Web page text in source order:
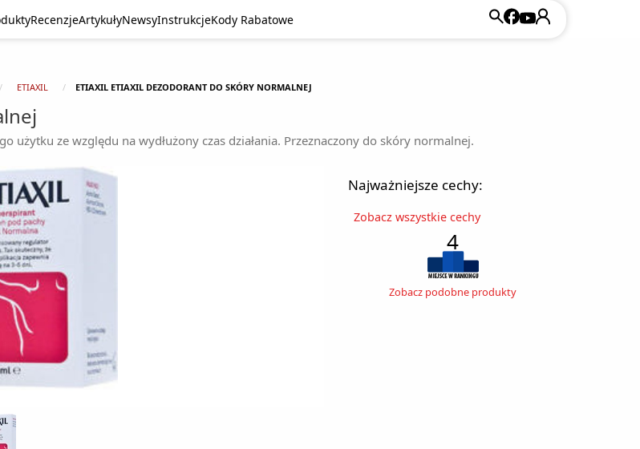
RecenzjeArtykułyNewsyInstrukcjeKody Rabatowe
ETIAXIL ETIAXIL ETIAXIL DEZODORANT DO SKÓRY NORMALNEJ
użytku ze względu na wydłużony czas działania. Przeznaczony do skóry normalnej.
Najważniejsze cechy:
Zobacz wszystkie cechy
4
Zobacz podobne produkty